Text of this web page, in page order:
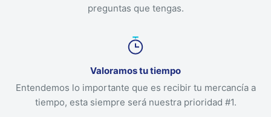
preguntas que tengas.
Valoramos tu tiempo
Entendemos lo importante que es recibir tu mercancía a
tiempo, esta siempre será nuestra prioridad #1.